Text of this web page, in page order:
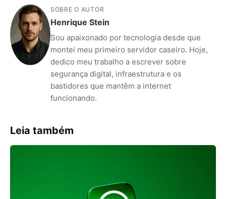
SOBRE O AUTOR
Henrique Stein
Sou apaixonado por tecnologia desde que
montei meu primeiro servidor caseiro. Hoje,
dedico meu trabalho a escrever sobre
segurança digital, infraestrutura e os
bastidores que mantêm a internet
funcionando.
Leia também